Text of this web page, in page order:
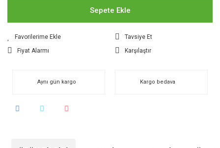
Sepete Ekle
Tavsiye Et
Fiyat Alarmı
Karşılaştır
Aynı gün kargo Kargo bedava